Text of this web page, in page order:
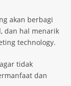
akan berbagi
dan hal menarik
technology.
tidak
dan